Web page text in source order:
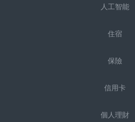
人工智能
住宿
保險
信用卡
個人理財